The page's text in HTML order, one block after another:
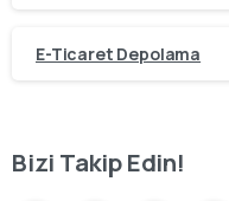
E-Ticaret Depolama
Bizi Takip Edin!